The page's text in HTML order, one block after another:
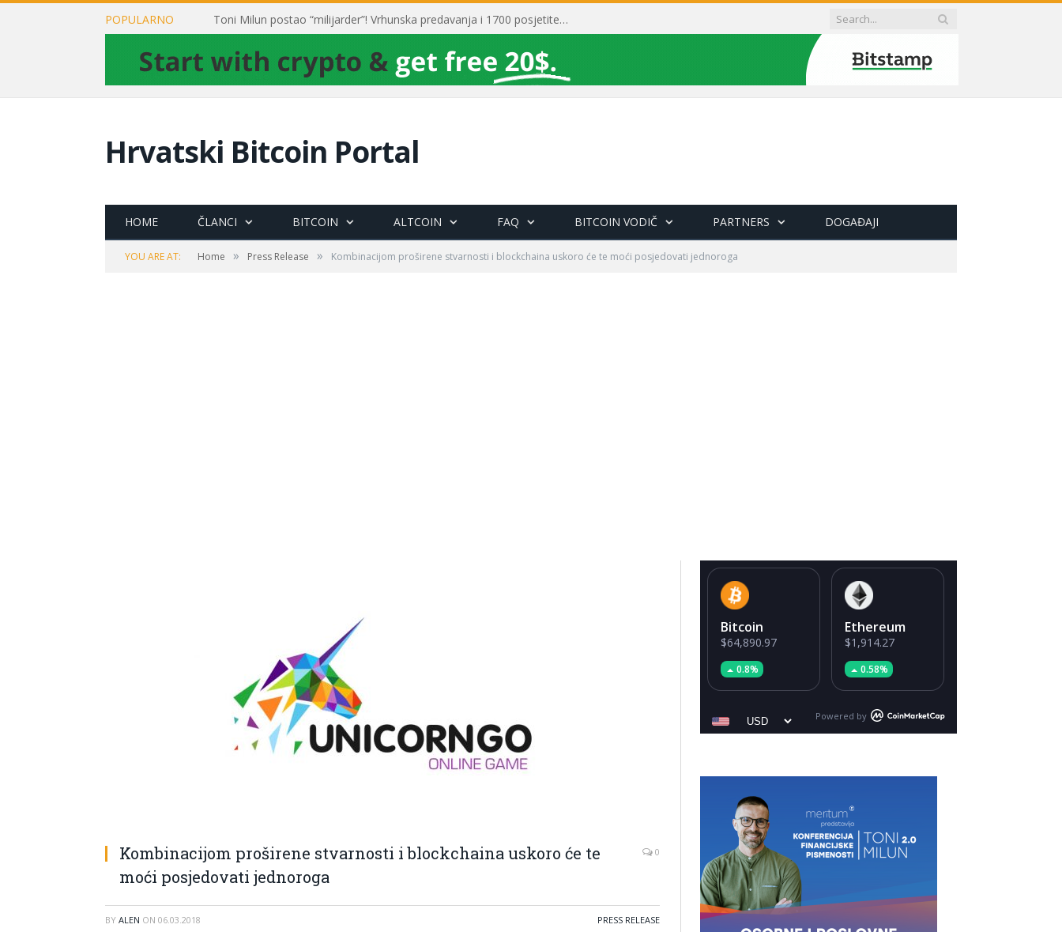
POPULARNO Toni Milun postao “milijarder”! Vrhunska predavanja i 1700 posjetitelja obilježili su mjesec financijske pismenosti
Hrvatski Bitcoin Portal
HOME ČLANCI BITCOIN ALTCOIN FAQ BITCOIN VODIČ PARTNERS DOGAĐAJI
YOU ARE AT: Home » Press Release » Kombinacijom proširene stvarnosti i blockchaina uskoro će te moći posjedovati jednoroga
Kombinacijom proširene stvarnosti i blockchaina uskoro će te
moći posjedovati jednoroga
0
BY ALEN ON 06.03.2018 PRESS RELEASE
Bitcoin
$64,890.97
0.8%
Ethereum
$1,914.27
0.58%
Powered by